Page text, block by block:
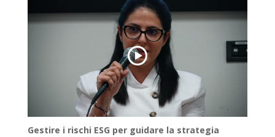
Gestire i rischi ESG per guidare la strategia